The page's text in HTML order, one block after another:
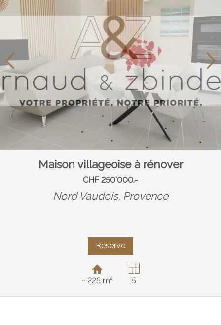
Maison villageoise à rénover
CHF 250'000.-
Nord Vaudois, Provence
Réservé
~ 225 m² 5